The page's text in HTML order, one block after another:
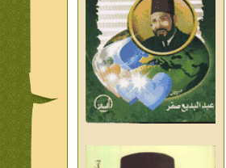
كلمات رمضانية الشيخ عيسى
عبد العليم
قبسات رمضانية الشيخ عيسى
عبد العليم